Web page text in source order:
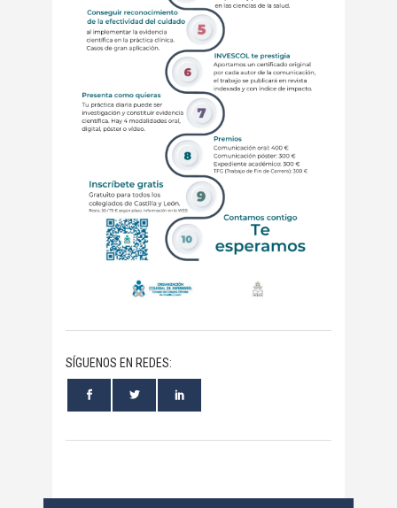
SÍGUENOS EN REDES: